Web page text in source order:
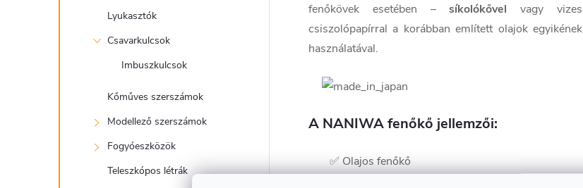
Lyukasztók
Csavarkulcsok
Imbuszkulcsok
Kőműves szerszámok
Modellező szerszámok
Fogyóeszközök
Teleszkópos létrák
fenőkövek esetében –síkolókővel vagy vizes
csiszolópapírral a korábban említett olajok egyikének
használatával.
A NANIWA fenőkő jellemzői:
✅ Olajos fenőkő